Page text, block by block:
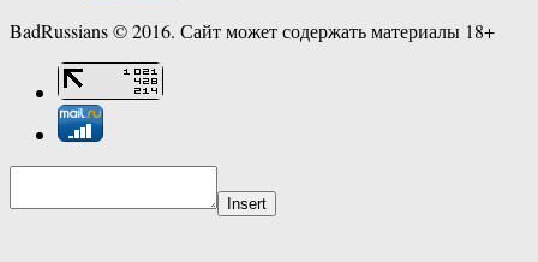
BadRussians © 2016. Сайт может содержать материалы 18+
Insert